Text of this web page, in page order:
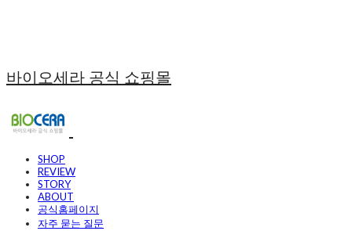
바이오세라 공식 쇼핑몰
SHOP
REVIEW
STORY
ABOUT
공식홈페이지
자주 묻는 질문